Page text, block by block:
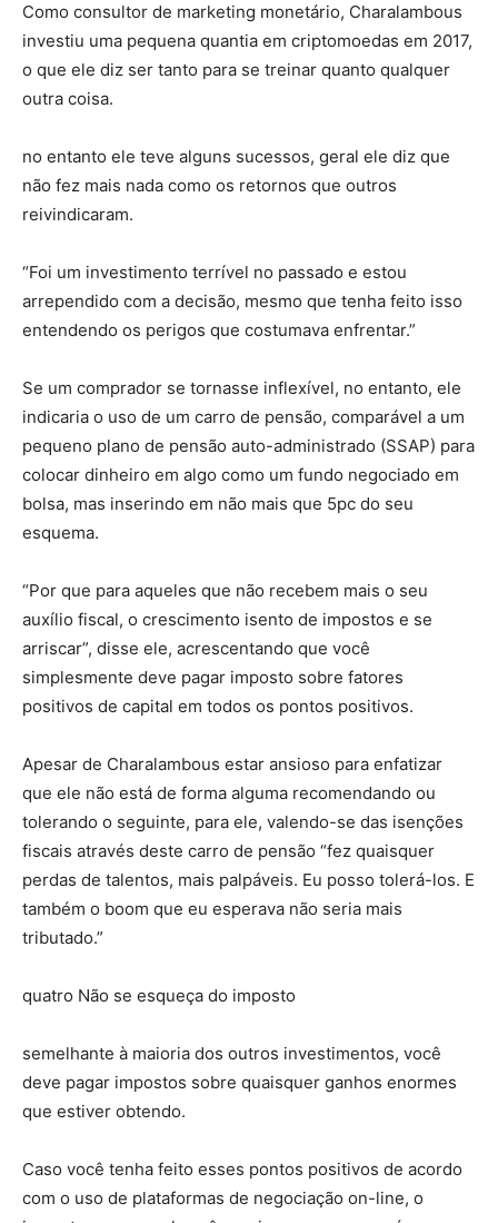
Como consultor de marketing monetário, Charalambous
investiu uma pequena quantia em criptomoedas em 2017,
o que ele diz ser tanto para se treinar quanto qualquer
outra coisa.
no entanto ele teve alguns sucessos, geral ele diz que
não fez mais nada como os retornos que outros
reivindicaram.
“Foi um investimento terrível no passado e estou
arrependido com a decisão, mesmo que tenha feito isso
entendendo os perigos que costumava enfrentar.”
Se um comprador se tornasse inflexível, no entanto, ele
indicaria o uso de um carro de pensão, comparável a um
pequeno plano de pensão auto-administrado (SSAP) para
colocar dinheiro em algo como um fundo negociado em
bolsa, mas inserindo em não mais que 5pc do seu
esquema.
“Por que para aqueles que não recebem mais o seu
auxílio fiscal, o crescimento isento de impostos e se
arriscar”, disse ele, acrescentando que você
simplesmente deve pagar imposto sobre fatores
positivos de capital em todos os pontos positivos.
Apesar de Charalambous estar ansioso para enfatizar
que ele não está de forma alguma recomendando ou
tolerando o seguinte, para ele, valendo-se das isenções
fiscais através deste carro de pensão “fez quaisquer
perdas de talentos, mais palpáveis. Eu posso tolerá-los. E
também o boom que eu esperava não seria mais
tributado.”
quatro Não se esqueça do imposto
semelhante à maioria dos outros investimentos, você
deve pagar impostos sobre quaisquer ganhos enormes
que estiver obtendo.
Caso você tenha feito esses pontos positivos de acordo
com o uso de plataformas de negociação on-line, o